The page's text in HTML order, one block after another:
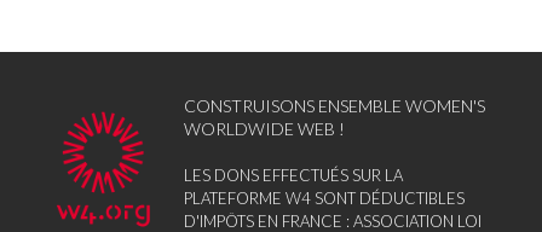
CONSTRUISONS ENSEMBLE WOMEN'S
WORLDWIDE WEB !
LES DONS EFFECTUÉS SUR LA
PLATEFORME W4 SONT DÉDUCTIBLES
D'IMPÔTS EN FRANCE : ASSOCIATION LOI